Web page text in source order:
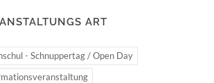
ART
- Schnuppertag / Open Day